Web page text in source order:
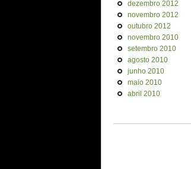
dezembro 2012
novembro 2012
outubro 2012
novembro 2010
setembro 2010
agosto 2010
junho 2010
maio 2010
abril 2010